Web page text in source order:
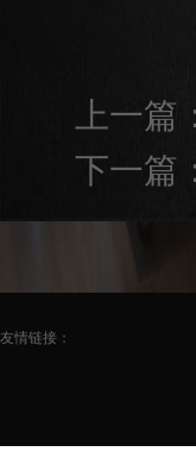
上一篇：
下一篇
友情链接：